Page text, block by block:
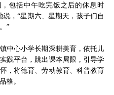
包括中午吃完饭之后的休息时
，“星期六、星期天，孩子们自
”
中心小学长期深耕美育，依托儿
践平台，跳出课本局限，引导学
，将德育、劳动教育、科普教育
格。